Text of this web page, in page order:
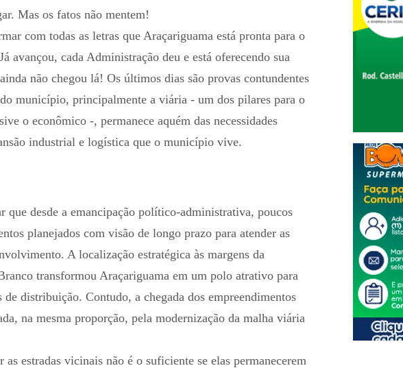
Mas os fatos não mentem!
com todas as letras que Araçariguama está pronta para o
avançou, cada Administração deu e está oferecendo sua
não chegou lá! Os últimos dias são provas contundentes
município, principalmente a viária - um dos pilares para o
o econômico -, permanece aquém das necessidades
industrial e logística que o município vive.
que desde a emancipação político-administrativa, poucos
planejados com visão de longo prazo para atender as
A localização estratégica às margens da
transformou Araçariguama em um polo atrativo para
de distribuição. Contudo, a chegada dos empreendimentos
na mesma proporção, pela modernização da malha viária
as estradas vicinais não é o suficiente se elas permanecerem